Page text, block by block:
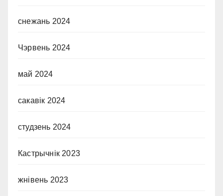
снежань 2024
Чэрвень 2024
май 2024
сакавік 2024
студзень 2024
Кастрычнік 2023
жнівень 2023